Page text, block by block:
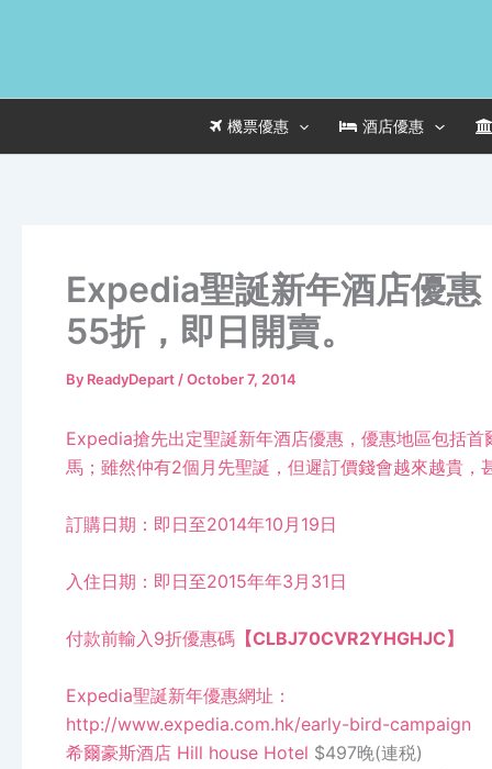
機票優惠 酒店優惠
Expedia聖誕新年酒店優
55折，即日開賣。
By ReadyDepart /October 7, 2014
Expedia搶先出定聖誕新年酒店優惠，優惠地區包括
馬 ；雖然仲有2個月先聖誕，但遲訂價錢會越來越貴，
訂購日期：即日至2014年10 月 19日
入住日期：即日至2015年年3 月 31日
付款前輸入9折優惠碼 【CLBJ70CVR2YHGHJC】
Expedia聖誕新年優惠網址：
http://www.expedia.com.hk/early-bird-campaign
希爾豪斯酒店 Hill house Hotel $497晚(連税)